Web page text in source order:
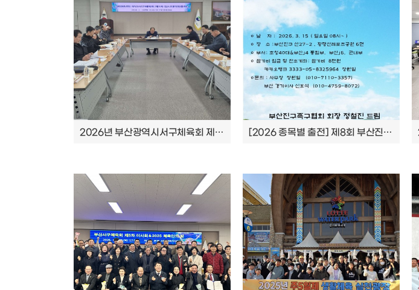
2026년 부산광역시서구체육회 제1차 임시대의원총회 [2026 종목별 출전] 제8회 부산진구청장배 족구대회